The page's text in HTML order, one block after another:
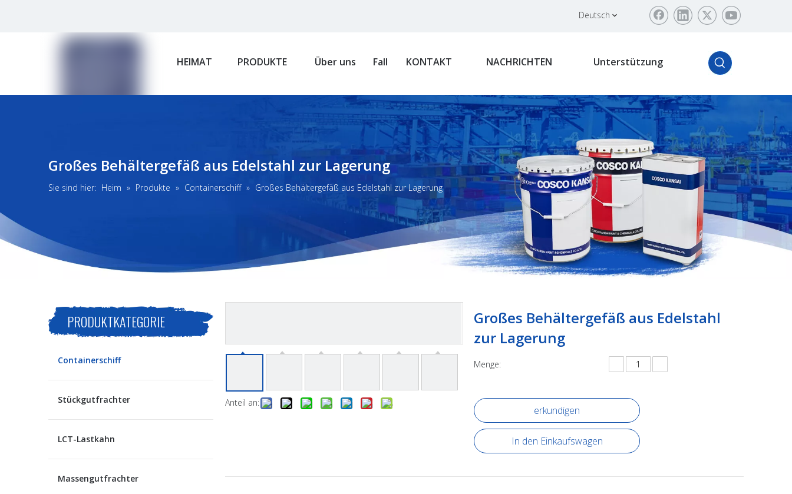
Deutsch
HEIMAT PRODUKTE Über uns Fall KONTAKT NACHRICHTEN Unterstützung
Großes Behältergefäß aus Edelstahl zur Lagerung
Sie sind hier: Heim » Produkte » Containerschiff » Großes Behältergefäß aus Edelstahl zur Lagerung
PRODUKTKATEGORIE
Containerschiff
Stückgutfrachter
LCT-Lastkahn
Massengutfrachter
Anteil an:
Großes Behältergefäß aus Edelstahl
zur Lagerung
Menge:
erkundigen
In den Einkaufswagen